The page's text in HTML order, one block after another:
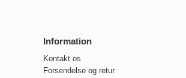
Information
Kontakt os
Forsendelse og retur